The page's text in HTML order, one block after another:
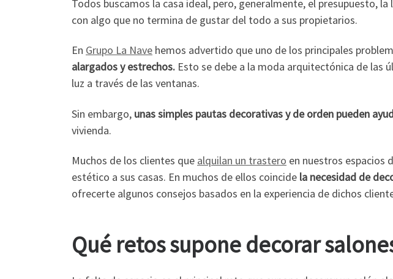
Todos buscamos la casa ideal, pero, generalmente, el presupuesto,
con algo que no termina de gustar del todo a sus propietarios.
En Grupo La Nave hemos advertido que uno de los principales
alargados y estrechos. Esto se debe a la moda arquitectónica de las
luz a través de las ventanas.
Sin embargo, unas simples pautas decorativas y de orden pueden
vivienda.
Muchos de los clientes que alquilan un trastero en nuestros espacios
estético a sus casas. En muchos de ellos coincide la necesidad de
ofrecerte algunos consejos basados en la experiencia de dichos
Qué retos supone decorar